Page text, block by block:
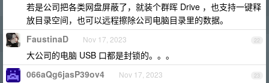
若是公司把各类网盘屏蔽了，就装个群晖 Drive ，也支持一键释
放目录空间，也可以远程擦除公司电脑目录里的数据。
22
FaustinaD Nov 17, 2023
大公司的电脑 USB 口都是封锁的。。。
23
066aQg6jasP39ov4 Nov 17, 2023